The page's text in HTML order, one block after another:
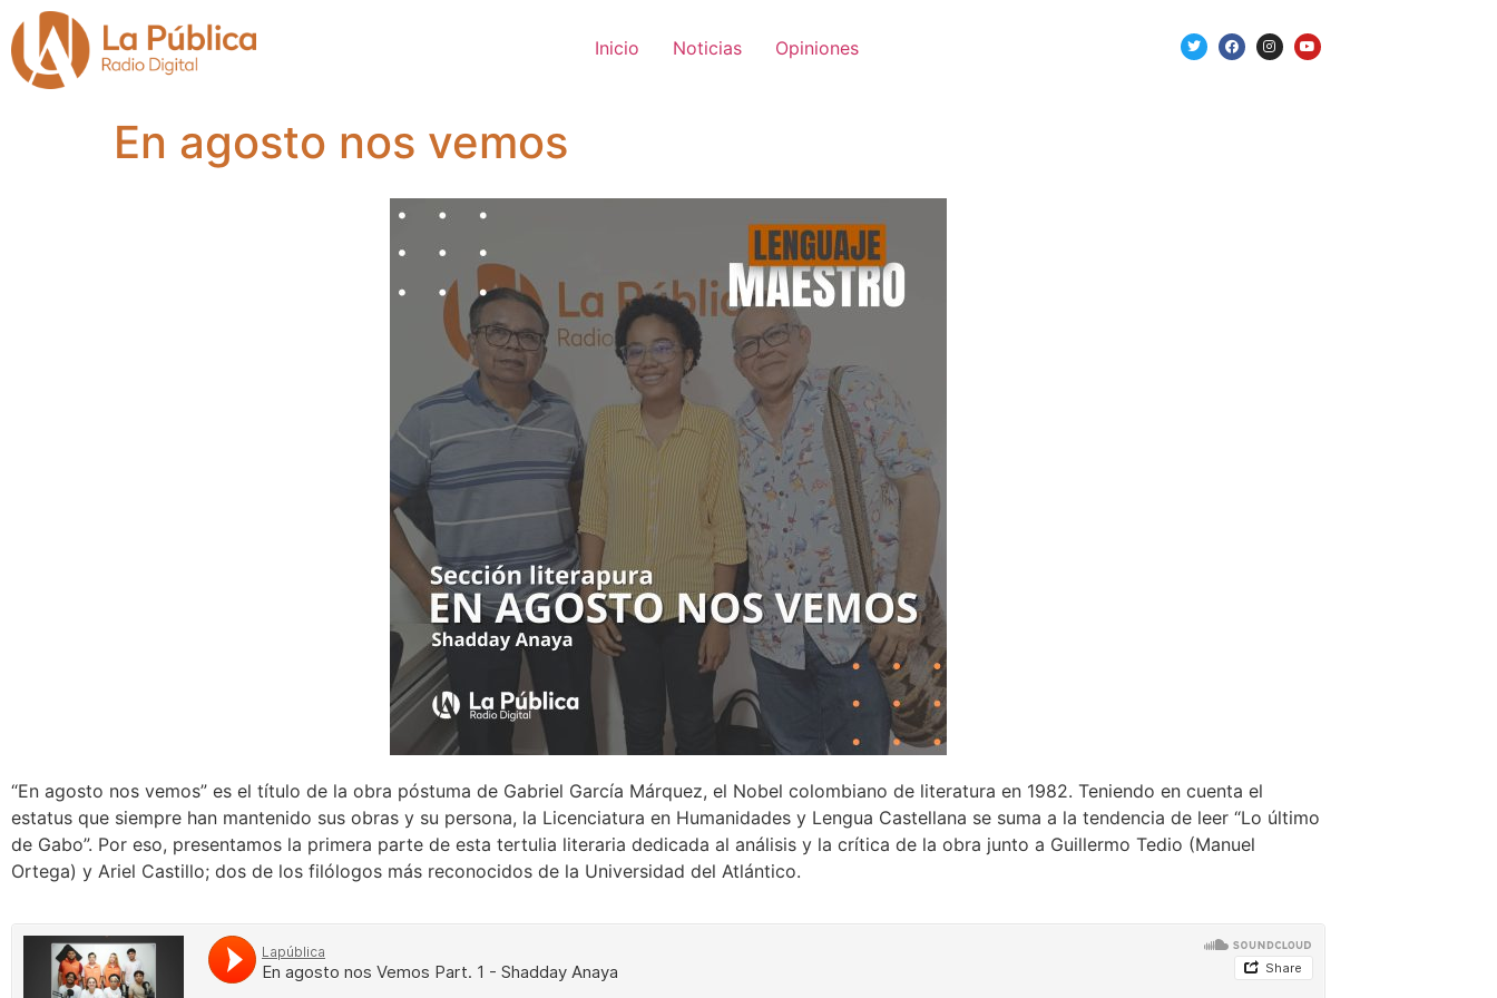
Inicio Noticias Opiniones
En agosto nos vemos
“En agosto nos vemos” es el título de la obra póstuma de Gabriel García Márquez, el Nobel colombiano de literatura en 1982. Teniendo en cuenta el
estatus que siempre han mantenido sus obras y su persona, la Licenciatura en Humanidades y Lengua Castellana se suma a la tendencia de leer “Lo último
de Gabo”. Por eso, presentamos la primera parte de esta tertulia literaria dedicada al análisis y la crítica de la obra junto a Guillermo Tedio (Manuel
Ortega) y Ariel Castillo; dos de los filólogos más reconocidos de la Universidad del Atlántico.